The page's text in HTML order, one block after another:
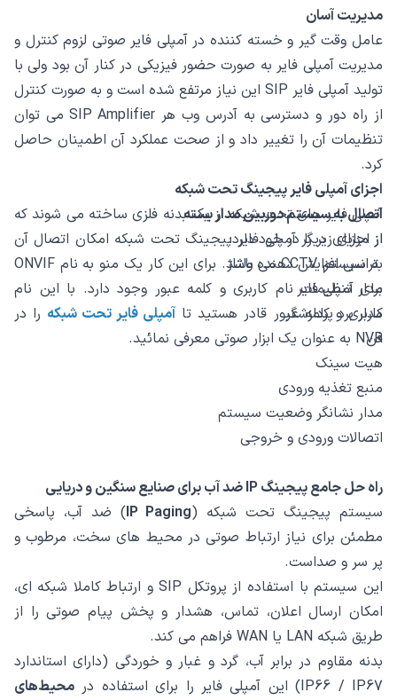
مدیریت آسان
عامل وقت گیر و خسته کننده در آمپلی فایر صوتی لزوم کنترل و
مدیریت آمپلی فایر به صورت حضور فیزیکی در کنار آن بود ولی با
تولید آمپلی فایر SIP این نیاز مرتفع شده است و به صورت کنترل
از راه دور و دسترسی به آدرس وب هر SIP Amplifier می توان
تنظیمات آن را تغییر داد و از صحت عملکرد آن اطمینان حاصل
کرد.
اتصال به سیستم دوربین مدار بسته
از مزایای دیگر آمپلی فایر پیجینگ تحت شبکه امکان اتصال آن
به سیستم CCTV می باشد. برای این کار یک منو به نام ONVIF
برای تنظیمات نام کاربری و کلمه عبور وجود دارد. با این نام
کاربری و کلمه عبور قادر هستید تا آمپلی فایر تحت شبکه را در
NVR به عنوان یک ابزار صوتی معرفی نمائید.
اجزای آمپلی فایر پیجینگ تحت شبکه
آمپلی فایر های تحت شبکه از یک بدنه فلزی ساخته می شوند که
از اجزای زیر را در خود دارد:
ترانس افزایش دهنده ولتاژ
مدار آمپلی فایر
مدار برد پردازشگر
فن
هیت سینک
منبع تغذیه ورودی
مدار نشانگر وضعیت سیستم
اتصالات ورودی و خروجی
راه‌ حل جامع پیجینگ IP ضد آب برای صنایع سنگین و دریایی
سیستم پیجینگ تحت شبکه (IP Paging) ضد آب، پاسخی
مطمئن برای نیاز ارتباط صوتی در محیط‌ های سخت، مرطوب و
پر سر و صداست.
این سیستم با استفاده از پروتکل SIP و ارتباط کاملا شبکه ‌ای،
امکان ارسال اعلان، تماس، هشدار و پخش پیام صوتی را از
طریق شبکه LAN یا WAN فراهم می‌ کند.
بدنه‌ مقاوم در برابر آب، گرد و غبار و خوردگی (دارای استاندارد
IP66 / IP67) این آمپلی ‌فایر را برای استفاده در
محیط‌های